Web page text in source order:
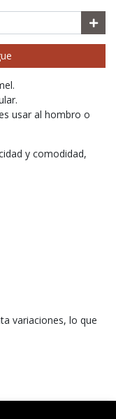
usar al hombro o
y comodidad,
variaciones, lo que